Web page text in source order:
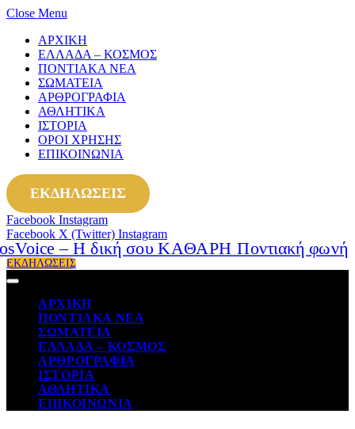
Close Menu
ΑΡΧΙΚΗ
ΕΛΛΑΔΑ – ΚΟΣΜΟΣ
ΠΟΝΤΙΑΚΑ ΝΕΑ
ΣΩΜΑΤΕΙΑ
ΑΡΘΡΟΓΡΑΦΙΑ
ΑΘΛΗΤΙΚΑ
ΙΣΤΟΡΙΑ
ΟΡΟΙ ΧΡΗΣΗΣ
ΕΠΙΚΟΙΝΩΝΙΑ
ΕΚΔΗΛΩΣΕΙΣ
Facebook Instagram
Facebook X (Twitter) Instagram
ΕΚΔΗΛΩΣΕΙΣ
ΑΡΧΙΚΗ
ΠΟΝΤΙΑΚΑ ΝΕΑ
ΣΩΜΑΤΕΙΑ
ΕΛΛΑΔΑ – ΚΟΣΜΟΣ
ΑΡΘΡΟΓΡΑΦΙΑ
ΙΣΤΟΡΙΑ
ΑΘΛΗΤΙΚΑ
ΕΠΙΚΟΙΝΩΝΙΑ